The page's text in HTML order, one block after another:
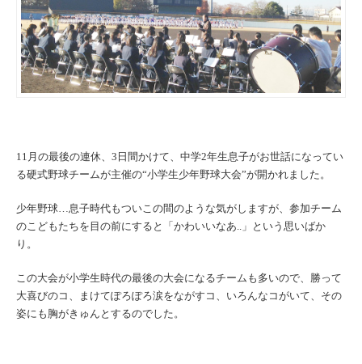
11月の最後の連休、3日間かけて、 中学2年生息子がお世話になってい
る硬式野球チームが主催の“小学生少年野球大会”が開かれました。
少年野球…息子時代もついこの間のような気がしますが、 参加チーム
のこどもたちを目の前にすると「かわいいなあ..」という思いばか
り。
この大会が小学生時代の最後の大会になるチームも多いので、
勝って
大喜びのコ、まけてぽろぽろ涙をながすコ、いろんなコがいて、 その
姿にも胸がきゅんとするのでした。